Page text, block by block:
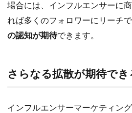
場合には、インフルエンサーに
れば多くのフォロワーにリーチで
の認知が期待できます。
さらなる拡散が期待でき
インフルエンサーマーケティン